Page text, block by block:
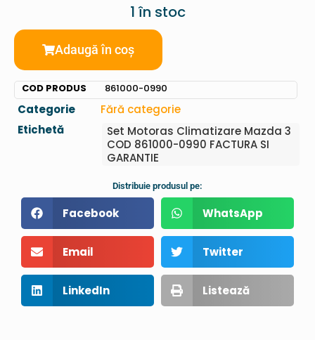
1 în stoc
Adaugă în coș
COD PRODUS 861000-0990
Categorie
Fără categorie
Etichetă
Set Motoras Climatizare Mazda 3
COD 861000-0990 FACTURA SI
GARANTIE
Distribuie produsul pe:
Facebook WhatsApp
Email Twitter
LinkedIn Listează